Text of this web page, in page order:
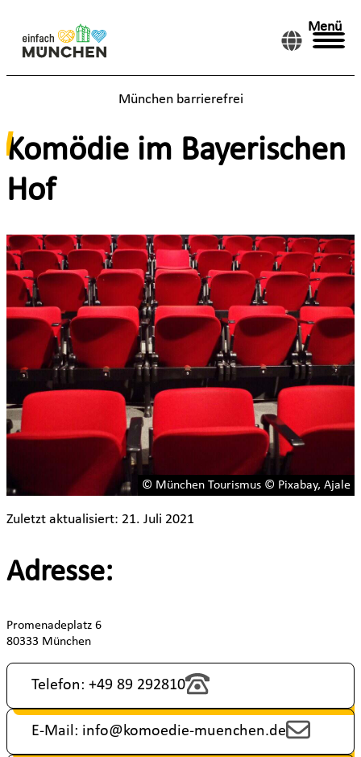
Menü
München barrierefrei
Komödie im Bayerischen
Hof
© München Tourismus © Pixabay, Ajale
Zuletzt aktualisiert: 21. Juli 2021
Adresse:
Promenadeplatz 6
80333 München
Telefon: +49 89 292810
E-Mail: info@komoedie-muenchen.de